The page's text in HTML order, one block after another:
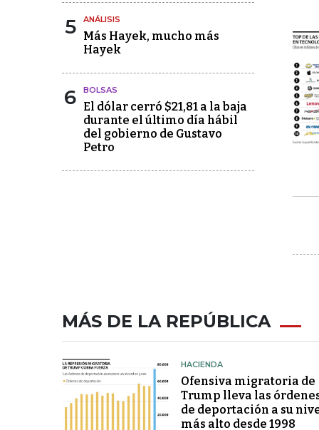
5 ANÁLISIS
Más Hayek, mucho más
Hayek
6 BOLSAS
El dólar cerró $21,81 a la baja
durante el último día hábil
del gobierno de Gustavo
Petro
MÁS DE LA REPÚBLICA
HACIENDA
Ofensiva migratoria de
Trump lleva las
de deportación a su
más alto desde 1998